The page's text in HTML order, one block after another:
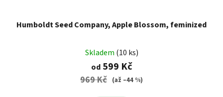
Humboldt Seed Company, Apple Blossom, feminized
Skladem (10 ks)
od599 Kč
969 Kč (až –44 %)